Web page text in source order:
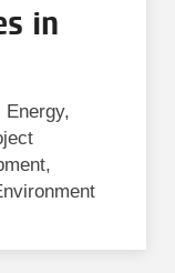
in
Energy,